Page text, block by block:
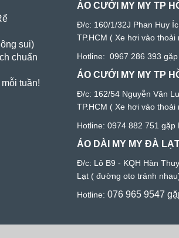
sui)
chuẩn
tuần!
ÁO CƯỚI MY MY TP
Đ/c: 160/1/32J Phan Huy
TP.HCM ( Xe hơi vào thoải
Hotline: 0967 286 393
ÁO CƯỚI MY MY TP
Đ/c: 162/54 Nguyễn Văn
TP.HCM ( Xe hơi vào thoải
Hotline: 0974 882 751 gặp
ÁO DÀI MY MY ĐÀ
Đ/c: Lô B9 - KQH Hàn
Lạt ( đường oto tránh
Hotline: 076 965 9547